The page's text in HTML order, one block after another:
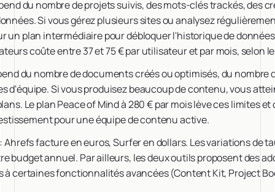
du nombre de projets suivis, des mots-clés trackés, des
Si vous gérez plusieurs sites ou analysez
un plan intermédiaire pour débloquer l'historique de
coûte entre 37 et 75 € par utilisateur et par mois, selon
du nombre de documents créés ou optimisés, du nombre
d'équipe. Si vous produisez beaucoup de contenu, vous
Le plan Peace of Mind à 280 € par mois lève ces limites
pour une équipe de contenu active.
Ahrefs facture en euros, Surfer en dollars. Les variations de
budget annuel. Par ailleurs, les deux outils proposent des
à certaines fonctionnalités avancées (Content Kit, Project